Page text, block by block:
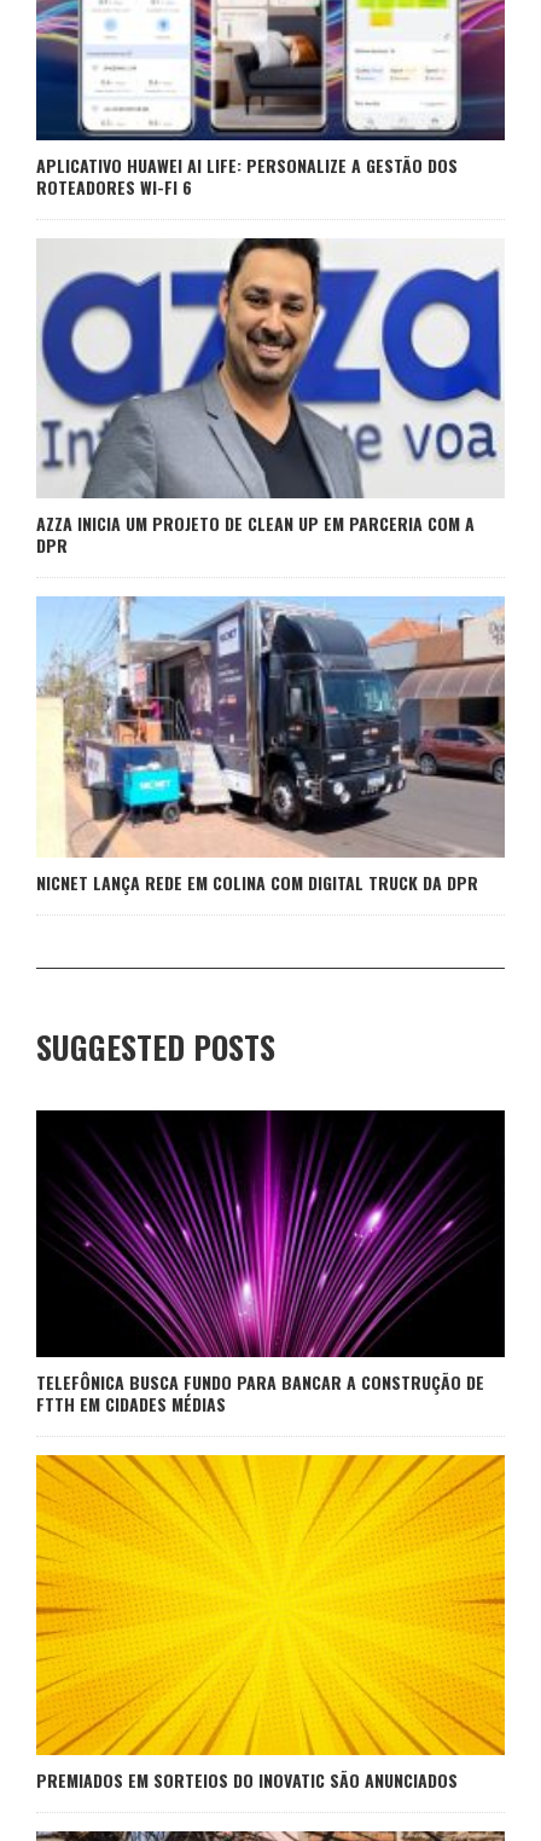
APLICATIVO HUAWEI AI LIFE: PERSONALIZE A GESTÃO DOS
ROTEADORES WI-FI 6
AZZA INICIA UM PROJETO DE CLEAN UP EM PARCERIA COM A
DPR
NICNET LANÇA REDE EM COLINA COM DIGITAL TRUCK DA DPR
SUGGESTED POSTS
TELEFÔNICA BUSCA FUNDO PARA BANCAR A CONSTRUÇÃO DE
FTTH EM CIDADES MÉDIAS
PREMIADOS EM SORTEIOS DO INOVATIC SÃO ANUNCIADOS